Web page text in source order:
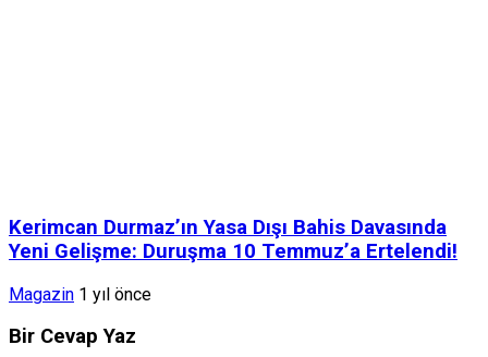
Kerimcan Durmaz’ın Yasa Dışı Bahis Davasında
Yeni Gelişme: Duruşma 10 Temmuz’a Ertelendi!
Magazin 1 yıl önce
Bir Cevap Yaz